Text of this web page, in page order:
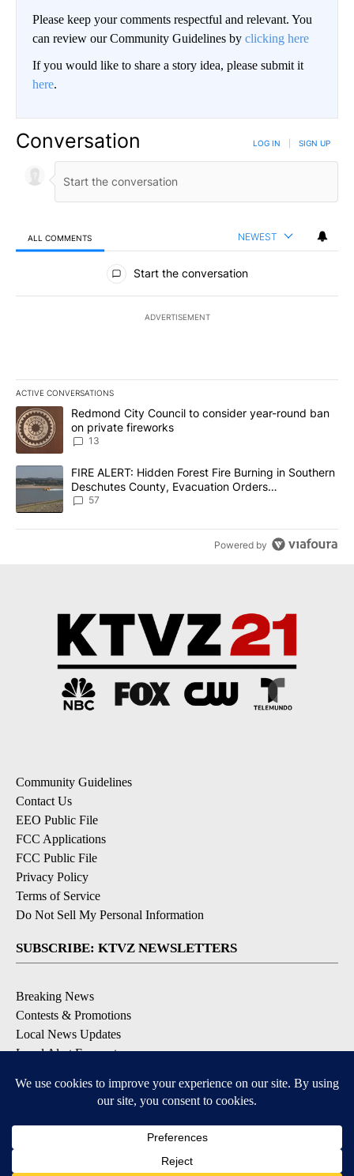
Please keep your comments respectful and relevant. You
can review our Community Guidelines by clicking here
If you would like to share a story idea, please submit it
here.
Conversation LOG IN SIGN UP
ALL COMMENTS NEWEST
All Comments
Start the conversation
ADVERTISEMENT
ACTIVE CONVERSATIONS
The following is a list of the most commented articles in the last
A trending article titled "Redmond City Council to consider
Redmond City Council to consider year-round ban
on private fireworks
13
A trending article titled "FIRE ALERT: Hidden Forest Fire
FIRE ALERT: Hidden Forest Fire Burning in Southern
Deschutes County, Evacuation Orders
Implemented
57
Powered by
Community Guidelines
Contact Us
EEO Public File
FCC Applications
FCC Public File
Privacy Policy
Terms of Service
Do Not Sell My Personal Information
SUBSCRIBE: KTVZ NEWSLETTERS
Breaking News
Contests & Promotions
Local News Updates
Local Alert Forecast
DOWNLOAD: KTVZ APPS